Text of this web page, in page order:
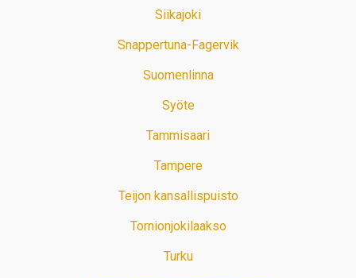
Siikajoki
Snappertuna-Fagervik
Suomenlinna
Syöte
Tammisaari
Tampere
Teijon kansallispuisto
Tornionjokilaakso
Turku